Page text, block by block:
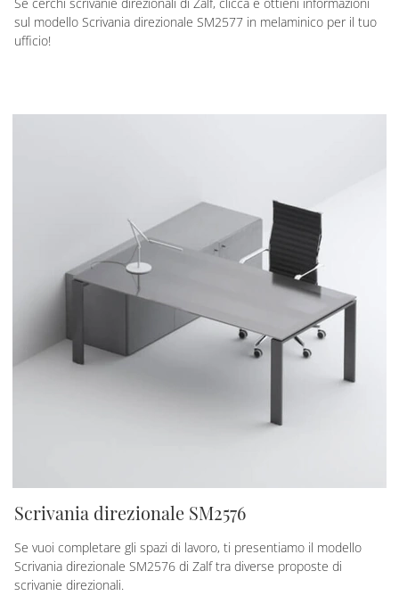
sul modello Scrivania direzionale SM2577 in melaminico per il tuo
ufficio!
Scrivania direzionale SM2576
Se vuoi completare gli spazi di lavoro, ti presentiamo il modello
Scrivania direzionale SM2576 di Zalf tra diverse proposte di
scrivanie direzionali.